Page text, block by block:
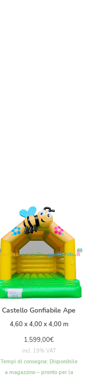
Castello Gonfiabile Ape
4,60 x 4,00 x 4,00 m
1.599,00€
incl. 19% VAT
Tempi di consegna: Disponibile
a magazzino – pronto per la